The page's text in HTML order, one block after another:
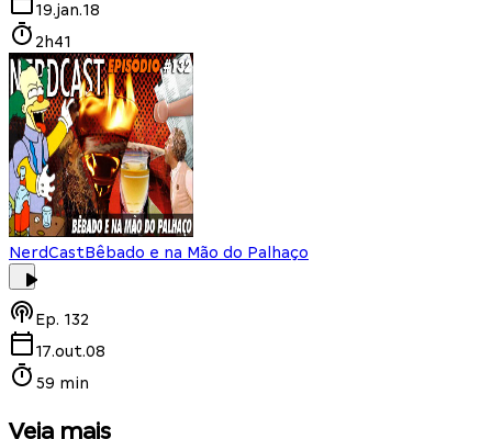
19.jan.18
2h41
NerdCastBêbado e na Mão do Palhaço
Ep. 132
17.out.08
59 min
Veja mais